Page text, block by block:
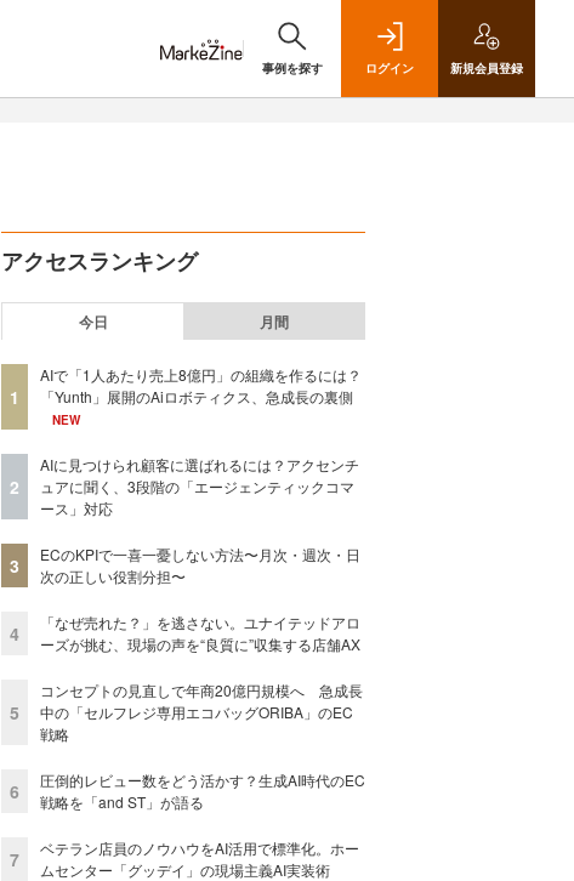
事例を探す ログイン 新規会員登録
アクセスランキング
今日 月間
1
AIで「1人あたり売上8億円」の組織を作るには？
「Yunth」展開のAiロボティクス、急成長の裏側
NEW
2
AIに見つけられ顧客に選ばれるには？アクセンチ
ュアに聞く、3段階の「エージェンティックコマ
ース」対応
3
ECのKPIで一喜一憂しない方法〜月次・週次・日
次の正しい役割分担〜
4
「なぜ売れた？」を逃さない。ユナイテッドアロ
ーズが挑む、現場の声を“良質に”収集する店舗AX
5
コンセプトの見直しで年商20億円規模へ 急成長
中の「セルフレジ専用エコバッグORIBA」のEC
戦略
6
圧倒的レビュー数をどう活かす？生成AI時代のEC
戦略を「and ST」が語る
7
ベテラン店員のノウハウをAI活用で標準化。ホー
ムセンター「グッデイ」の現場主義AI実装術